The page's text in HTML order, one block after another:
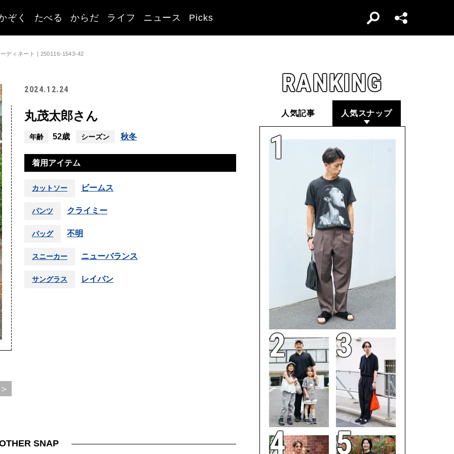
ぞく たべる からだ ライフ ニュース Picks
ディネート | 250116-1543-42
2024.12.24
丸茂太郎さん
年齢 52歳 シーズン 秋冬
着用アイテム
カットソー ビームス
パンツ クライミー
バッグ 不明
スニーカー ニューバランス
サングラス レイバン
SNAP
RANKING
人気記事 人気スナップ